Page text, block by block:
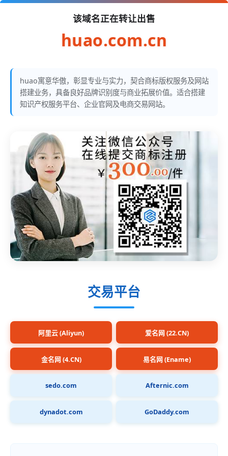
该域名正在转让出售
huao.com.cn
huao寓意华傲，彰显专业与实力，契合商标版权服务及网站
搭建业务，具备良好品牌识别度与商业拓展价值。适合搭建
知识产权服务平台、企业官网及电商交易网站。
交易平台
阿里云 (Aliyun) 爱名网 (22.CN)
金名网 (4.CN) 易名网 (Ename)
sedo.com Afternic.com
dynadot.com GoDaddy.com